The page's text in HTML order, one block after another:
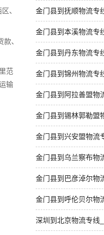
、
、
范
输